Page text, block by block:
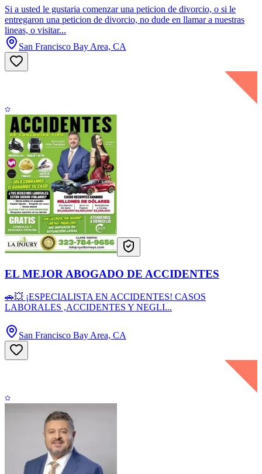
Si a usted le gustaria comenzar una peticion de divorcio, o si le
entregaron una peticion de divorcio, no dude en llamar a nuestras
lineas, o visitar...
San Francisco Bay Area, CA
EL MEJOR ABOGADO DE ACCIDENTES
🚗💥 ¡ESPECIALISTA EN ACCIDENTES! CASOS
LABORALES ,ACCIDENTES Y NEGLI...
San Francisco Bay Area, CA